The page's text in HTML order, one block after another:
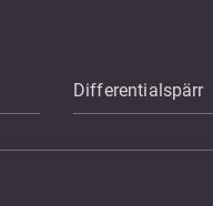
Differentialspärr